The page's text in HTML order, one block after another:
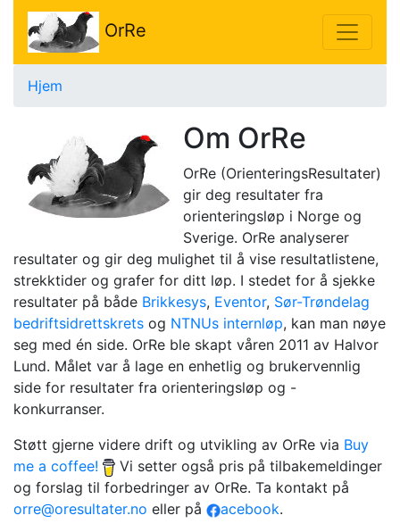
OrRe
Hjem
Om OrRe
OrRe (OrienteringsResultater)
gir deg resultater fra
orienteringsløp i Norge og
Sverige. OrRe analyserer
resultater og gir deg mulighet til å vise resultatlistene,
strekktider og grafer for ditt løp. I stedet for å sjekke
resultater på både Brikkesys, Eventor, Sør-Trøndelag
bedriftsidrettskrets og NTNUs internløp, kan man nøye
seg med én side. OrRe ble skapt våren 2011 av Halvor
Lund. Målet var å lage en enhetlig og brukervennlig
side for resultater fra orienteringsløp og -
konkurranser.
Støtt gjerne videre drift og utvikling av OrRe via Buy
me a coffee!
Vi setter også pris på tilbakemeldinger
og forslag til forbedringer av OrRe. Ta kontakt på
orre@oresultater.no eller på acebook.